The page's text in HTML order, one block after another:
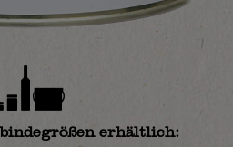
erhältlich: